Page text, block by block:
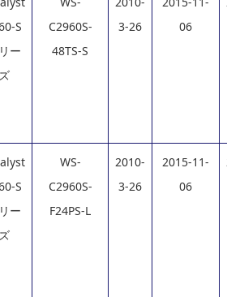
S
ー
ズ
C2960S-
48TS-S
3-26
06
S
ー
ズ
WS-
C2960S-
F24PS-L
2010-
3-26
2015-11-
06